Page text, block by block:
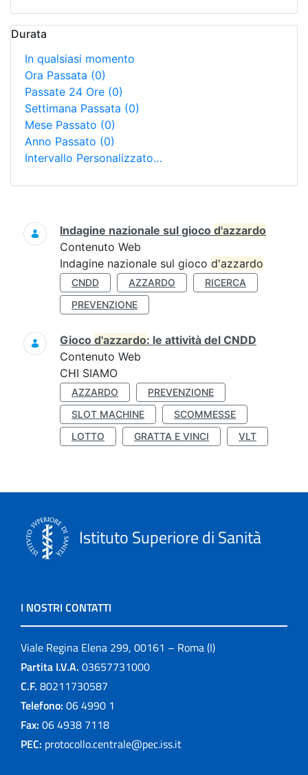
Durata
In qualsiasi momento
Ora Passata (0)
Passate 24 Ore (0)
Settimana Passata (0)
Mese Passato (0)
Anno Passato (0)
Intervallo Personalizzato…
Ricerca
Indagine nazionale sul gioco d'azzardo
Contenuto Web
Indagine nazionale sul gioco d'azzardo
CNDD AZZARDO
RICERCA
PREVENZIONE
Gioco d'azzardo: le attività del CNDD
Contenuto Web
CHI SIAMO
AZZARDO
PREVENZIONE
SLOT MACHINE
SCOMMESSE
LOTTO
GRATTA E VINCI VLT
Istituto Superiore di Sanità
I NOSTRI CONTATTI
Viale Regina Elena 299, 00161 – Roma (I)
Partita I.V.A. 03657731000
C.F. 80211730587
Telefono: 06 4990 1
Fax: 06 4938 7118
PEC: protocollo.centrale@pec.iss.it